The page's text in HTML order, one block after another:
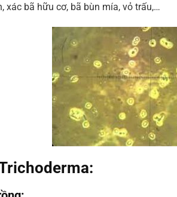
xác bã hữu cơ, bã bùn mía, vỏ trấu,…